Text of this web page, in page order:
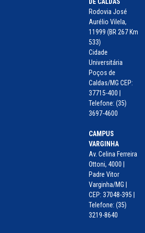
DE CALDAS
Rodovia José
Aurélio Vilela,
11999 (BR 267 Km
533)
Cidade
Universitária
Poços de
Caldas/MG CEP:
37715-400 |
Telefone: (35)
3697-4600
CAMPUS
VARGINHA
Av. Celina Ferreira
Ottoni, 4000 |
Padre Vitor
Varginha/MG |
CEP: 37048-395 |
Telefone: (35)
3219-8640